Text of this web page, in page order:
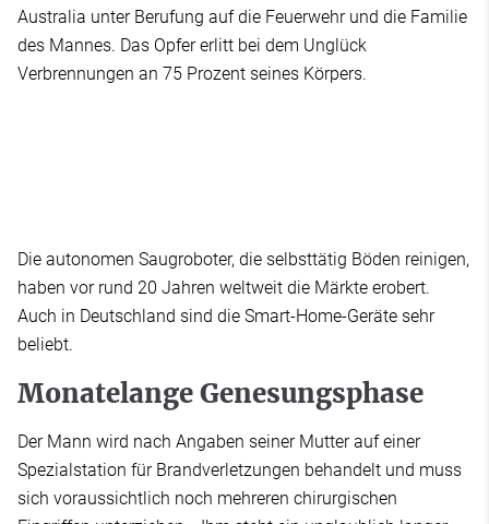
Australia unter Berufung auf die Feuerwehr und die Familie
des Mannes. Das Opfer erlitt bei dem Unglück
Verbrennungen an 75 Prozent seines Körpers.
Die autonomen Saugroboter, die selbsttätig Böden reinigen,
haben vor rund 20 Jahren weltweit die Märkte erobert.
Auch in Deutschland sind die Smart-Home-Geräte sehr
beliebt.
Monatelange Genesungsphase
Der Mann wird nach Angaben seiner Mutter auf einer
Spezialstation für Brandverletzungen behandelt und muss
sich voraussichtlich noch mehreren chirurgischen